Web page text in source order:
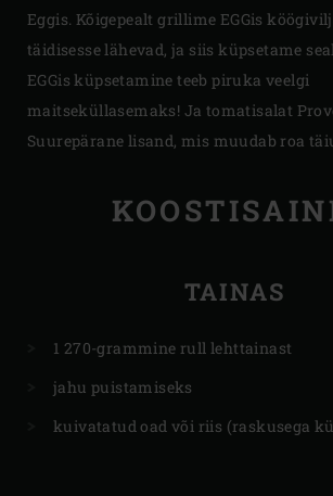
Eggis. Kõigepealt grillime EGGis
täidisesse lähevad, ja siis küpsetame
EGGis küpsetamine teeb piruka veelgi
maitseküllasemaks! Ja tomatisalat
Suurepärane lisand, mis muudab roa
TAINAS
1 270-grammine rull lehttainast
jahu puistamiseks
kuivatatud oad või riis (raskusega